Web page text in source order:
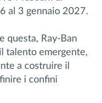
al 3 gennaio 2027.
questa, Ray-Ban
talento emergente,
a costruire il
i confini